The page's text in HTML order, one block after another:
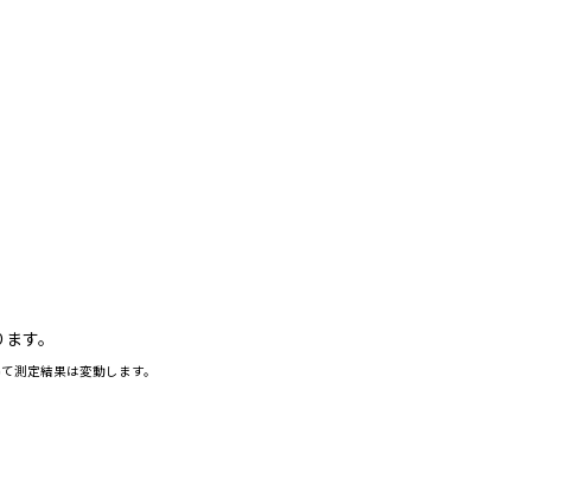
す。
測定結果は変動します。